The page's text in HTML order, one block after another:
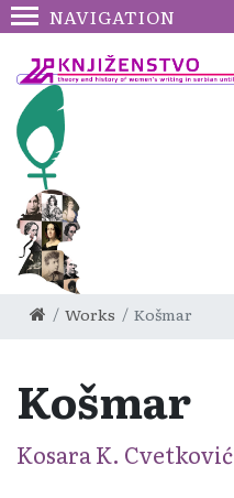
NAVIGATION
Works Košmar
Košmar
Kosara K. Cvetković